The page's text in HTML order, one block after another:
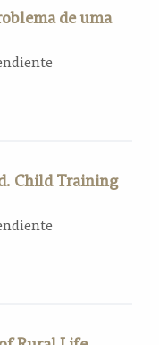
de uma
Child Training